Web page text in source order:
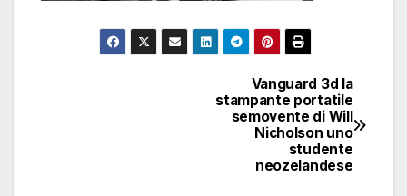
Vanguard 3d la
stampante portatile
semovente di Will
Nicholson uno
studente
neozelandese